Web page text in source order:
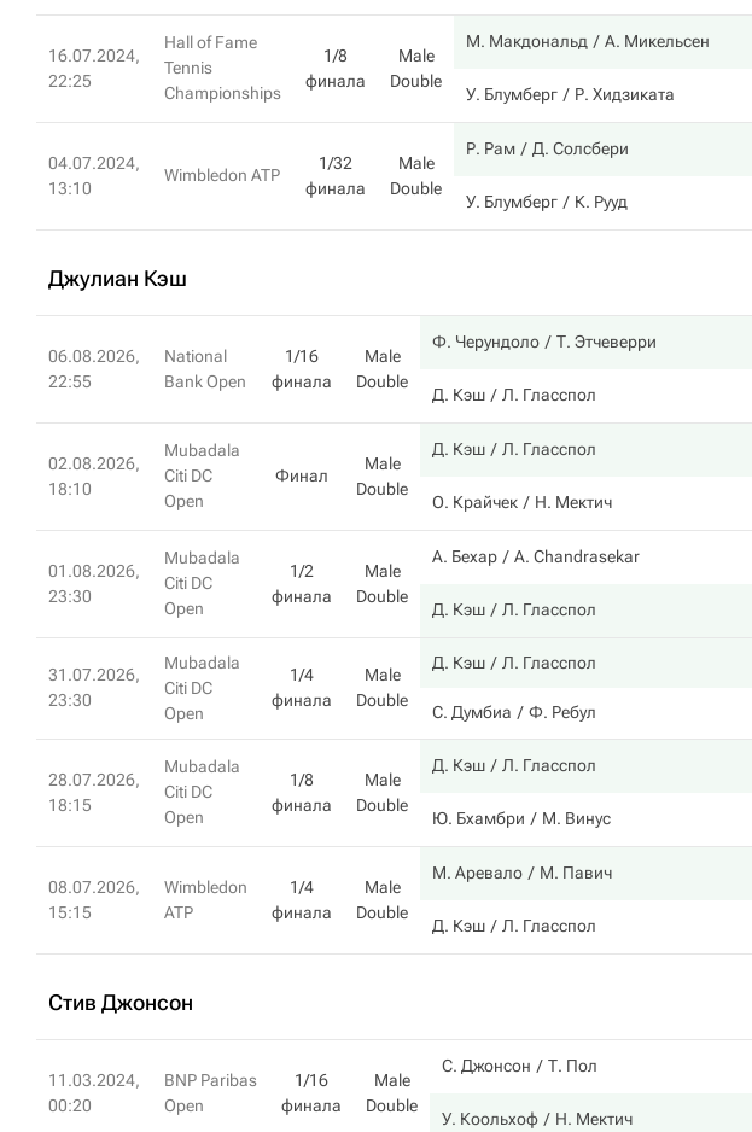
16.07.2024,
22:25
Hall of Fame
Tennis
Championships
1/8
финала
Male
Double
М. Макдональд А. Микельсен
У. Блумберг Р. Хидзиката
04.07.2024,
13:10
Wimbledon ATP
1/32
финала
Male
Double
Р. Рам Д. Солсбери
У. Блумберг К. Рууд
Джулиан Кэш
06.08.2026,
22:55
National
Bank Open
1/16
финала
Male
Double
Ф. Черундоло Т. Этчеверри
Д. Кэш Л. Гласспол
02.08.2026,
18:10
Mubadala
Citi DC
Open
Финал
Male
Double
Д. Кэш Л. Гласспол
О. Крайчек Н. Мектич
01.08.2026,
23:30
Mubadala
Citi DC
Open
1/2
финала
Male
Double
А. Бехар A. Chandrasekar
Д. Кэш Л. Гласспол
31.07.2026,
23:30
Mubadala
Citi DC
Open
1/4
финала
Male
Double
Д. Кэш Л. Гласспол
С. Думбиа Ф. Ребул
28.07.2026,
18:15
Mubadala
Citi DC
Open
1/8
финала
Male
Double
Д. Кэш Л. Гласспол
Ю. Бхамбри М. Винус
08.07.2026,
15:15
Wimbledon
ATP
1/4
финала
Male
Double
М. Аревало М. Павич
Д. Кэш Л. Гласспол
Стив Джонсон
11.03.2024,
00:20
BNP Paribas
Open
1/16
финала
Male
Double
С. Джонсон Т. Пол
У. Коольхоф Н. Мектич